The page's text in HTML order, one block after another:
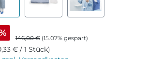
Regulärer Preis:
146,00 € (15.07% gespart)
€ / 1 Stück)